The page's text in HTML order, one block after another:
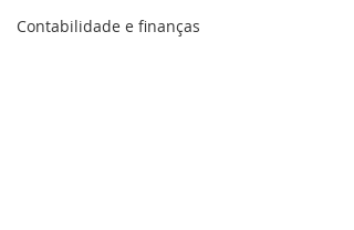
Contabilidade e finanças